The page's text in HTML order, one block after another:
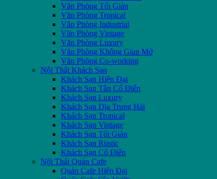
Văn Phòng Tối Giản
Văn Phòng Tropical
Văn Phòng Industrial
Văn Phòng Vintage
Văn Phòng Luxury
Văn Phòng Không Gian Mở
Văn Phòng Co-working
Nội Thất Khách Sạn
Khách Sạn Hiện Đại
Khách Sạn Tân Cổ Điển
Khách Sạn Luxury
Khách Sạn Địa Trung Hải
Khách Sạn Tropical
Khách Sạn Vintage
Khách Sạn Tối Giản
Khách Sạn Rustic
Khách Sạn Cổ Điển
Nội Thất Quán Cafe
Quán Cafe Hiện Đại